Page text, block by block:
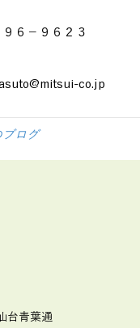
６－９６２３
co.jp
ブログ
台青葉通